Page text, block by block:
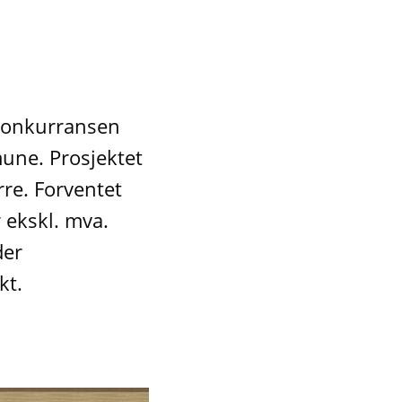
Prosjektet
Forventet
mva.